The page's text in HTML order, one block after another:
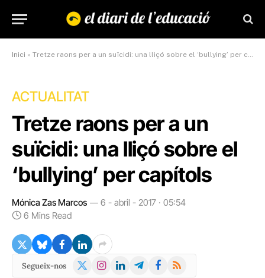
Inici » Tretze raons per a un suïcidi: una lliçó sobre el ‘bullying’ per capítols
ACTUALITAT
Tretze raons per a un
suïcidi: una lliçó sobre el
‘bullying’ per capítols
Mónica Zas Marcos
6 - abril - 2017 · 05:54
6 Mins Read
Segueix-nos
X
Instagram
LinkedInTelegramFacebook
RSS